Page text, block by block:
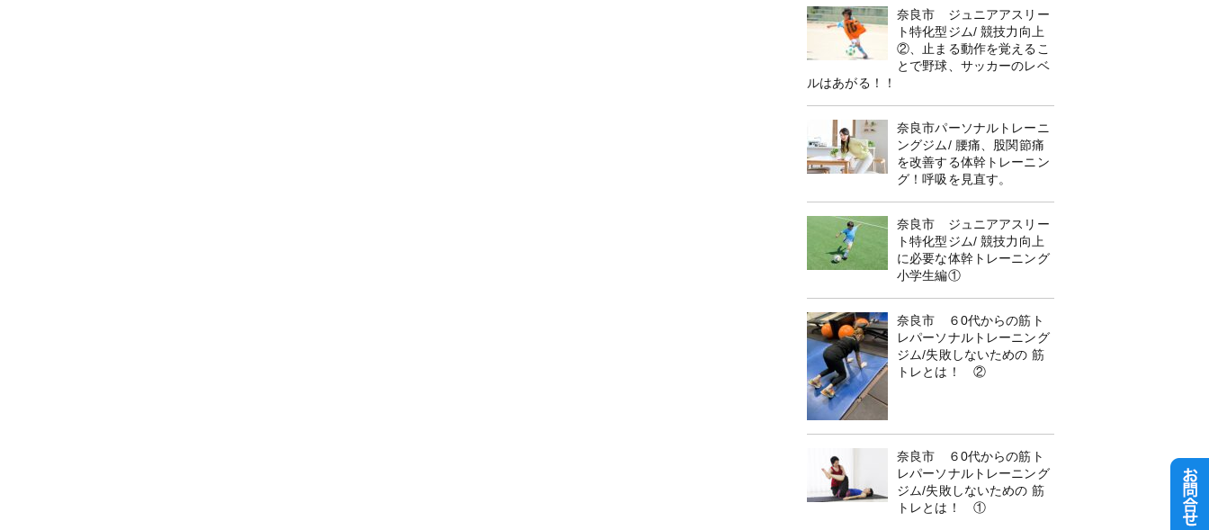
奈良市 ジュニアアスリー
ト特化型ジム/ 競技力向上
②、止まる動作を覚えるこ
とで野球、サッカーのレベ
ルはあがる！！
奈良市パーソナルトレーニ
ングジム/ 腰痛、股関節痛
を改善する体幹トレーニン
グ！呼吸を見直す。
奈良市 ジュニアアスリー
ト特化型ジム/ 競技力向上
に必要な体幹トレーニング
小学生編①
奈良市 ６0代からの筋ト
レパーソナルトレーニング
ジム/失敗しないための 筋
トレとは！ ②
奈良市 ６0代からの筋ト
レパーソナルトレーニング
ジム/失敗しないための 筋
トレとは！ ①